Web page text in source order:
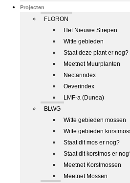
Projecten
FLORON
Het Nieuwe Strepen
Witte gebieden
Staat deze plant er nog?
Meetnet Muurplanten
Nectarindex
Oeverindex
LMF-a (Dunea)
BLWG
Witte gebieden mossen
Witte gebieden
Staat dit mos er nog?
Staat dit korstmos er
Meetnet Korstmossen
Meetnet Mossen